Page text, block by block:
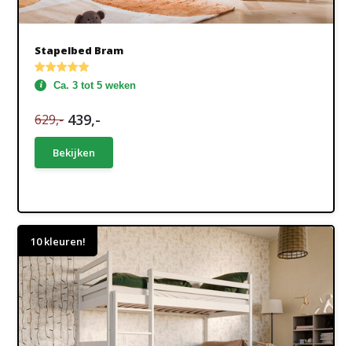
Stapelbed Bram
Ca. 3 tot 5 weken
629,- 439,-
Bekijken
10 kleuren!